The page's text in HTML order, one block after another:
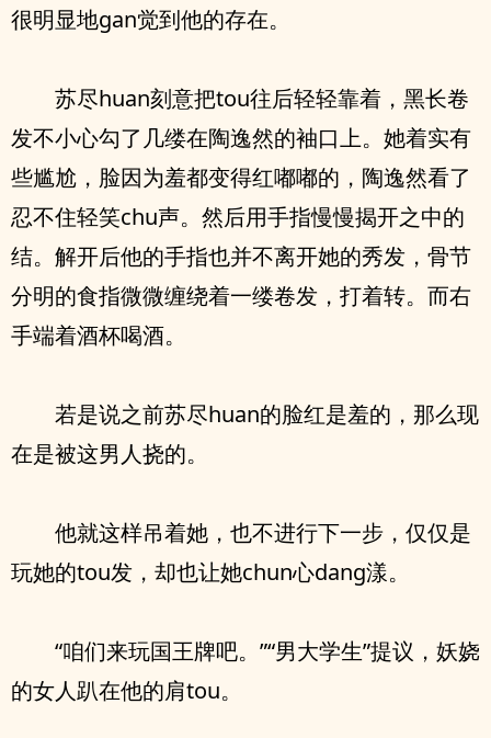
很明显地gan觉到他的存在。
苏尽huan刻意把tou往后轻轻靠着，黑长卷
发不小心勾了几缕在陶逸然的袖口上。她着实有
些尴尬，脸因为羞都变得红嘟嘟的，陶逸然看了
忍不住轻笑chu声。然后用手指慢慢揭开之中的
结。解开后他的手指也并不离开她的秀发，骨节
分明的食指微微缠绕着一缕卷发，打着转。而右
手端着酒杯喝酒。
若是说之前苏尽huan的脸红是羞的，那么现
在是被这男人挠的。
他就这样吊着她，也不进行下一步，仅仅是
玩她的tou发，却也让她chun心dang漾。
“咱们来玩国王牌吧。”“男大学生”提议，妖娆
的女人趴在他的肩tou。